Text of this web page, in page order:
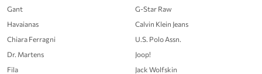
Gant
Havaianas
Chiara Ferragni
Dr. Martens
Fila
G-Star Raw
Calvin Klein Jeans
U.S. Polo Assn.
Joop!
Jack Wolfskin